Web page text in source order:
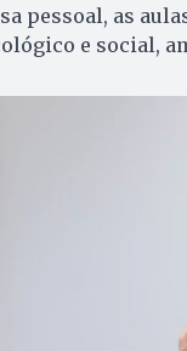
pessoal, as
e social,